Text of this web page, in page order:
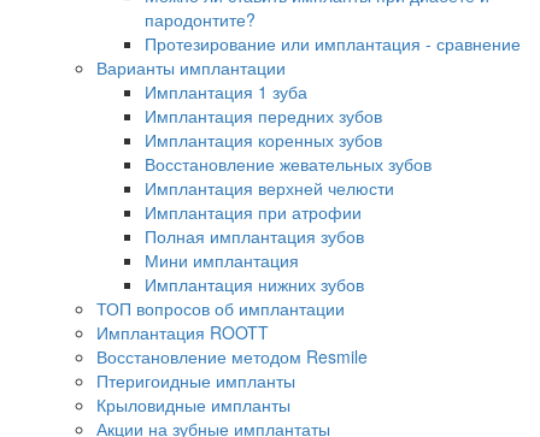
пародонтите?
Протезирование или имплантация - сравнение
Варианты имплантации
Имплантация 1 зуба
Имплантация передних зубов
Имплантация коренных зубов
Восстановление жевательных зубов
Имплантация верхней челюсти
Имплантация при атрофии
Полная имплантация зубов
Мини имплантация
Имплантация нижних зубов
ТОП вопросов об имплантации
Имплантация ROOTT
Восстановление методом Resmile
Птеригоидные импланты
Крыловидные импланты
Акции на зубные имплантаты